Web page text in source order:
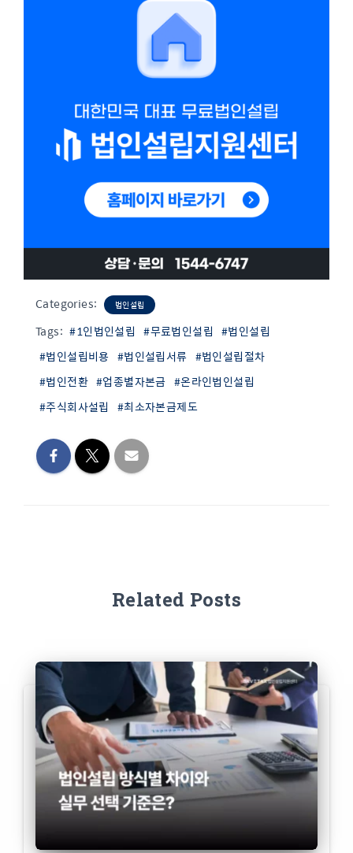
Categories: 법인설립
Tags: #1인법인설립 #무료법인설립 #법인설립
#법인설립비용 #법인설립서류 #법인설립절차
#법인전환 #업종별자본금 #온라인법인설립
#주식회사설립 #최소자본금제도
Related Posts